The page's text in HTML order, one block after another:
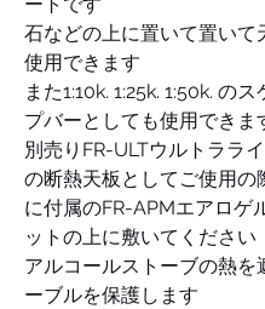
ートです
石などの上に置いて置いて
使用できます
また1:10k. 1:25k. 1:50k. の
プバーとしても使用できま
別売りFR-ULTウルトララ
の断熱天板としてご使用の
に付属のFR-APMエアロゲ
ットの上に敷いてください
アルコールストーブの熱を
ーブルを保護します